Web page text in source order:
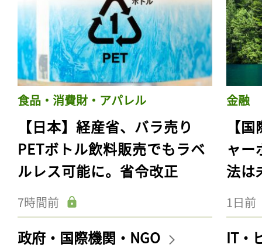
食品・消費財・アパレル
【日本】経産省、バラ売り
PETボトル飲料販売でもラベ
ルレス可能に。省令改正
7時間前
金融
【
ャー
法は
1日前
政府・国際機関・NGO IT・